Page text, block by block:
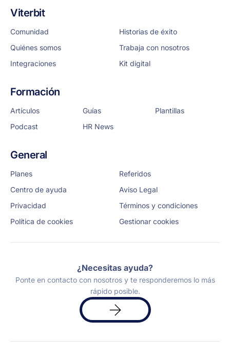
Viterbit
Comunidad
Historias de éxito
Quiénes somos
Trabaja con nosotros
Integraciones
Kit digital
Formación
Artículos Guías
Plantillas
Podcast
HR News
General
Planes
Referidos
Centro de ayuda
Aviso Legal
Privacidad
Términos y condiciones
Política de cookies
Gestionar cookies
¿Necesitas ayuda?
Ponte en contacto con nosotros y te responderemos lo más
rápido posible.
Solicita
una
demo